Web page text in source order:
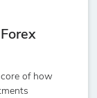
of how